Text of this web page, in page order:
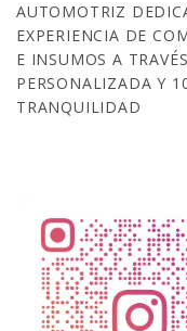
AUTOMOTRIZ
EXPERIENCIA DE
E INSUMOS A
PERSONALIZADA Y
TRANQUILIDAD